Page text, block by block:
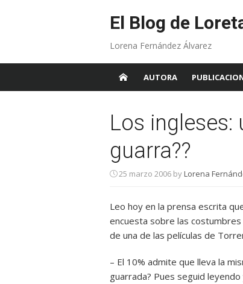
El Blog de
Lorena Fernández Álvarez
AUTORA
Los
guarra??
25 marzo 2006 byLorena
Leo hoy en la prensa escrita
encuesta sobre las
de una de las películas de
– El 10% admite que lleva la
guarrada? Pues seguid